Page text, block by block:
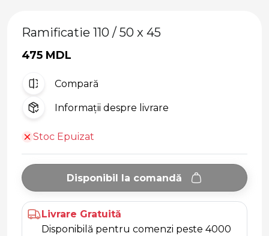
Ramificatie 110 / 50 x 45
475 MDL
Compară
Informații despre livrare
Stoc Epuizat
Disponibil la comandă
Livrare Gratuită
Disponibilă pentru comenzi peste 4000